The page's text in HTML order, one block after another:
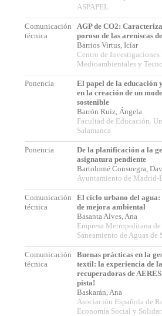
ASPAPEL
Comunicación
técnica
AGP de CO2:
poroso de las areniscas
Barrios Virtus, Icíar
Centro de Investigaciones
Medioambientales y
Ponencia
El papel de la educación
en la creación de un
sostenible
Barrón Ruiz, Ángela
Facultad de Educación.
Salamanca
Ponencia
De la planificación a la
asignatura pendiente
Bartolomé Consuegra,
Ayuntamiento de Madrid-
Comunicación
técnica
El ciclo urbano del
de mejora ambiental
Basanta Alves, Ana
Empresa Metropolitana
Saneamiento de Aguas
Comunicación
técnica
Buenas prácticas en la
textil: la experiencia de
recuperadoras de
pista!
Baskarán, Ana
Asociación Española de
Economía Social y